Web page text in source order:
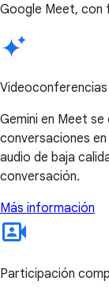
Google Meet, con
Gemini en Meet
conversaciones
audio de baja
conversación.
Más información
Participación